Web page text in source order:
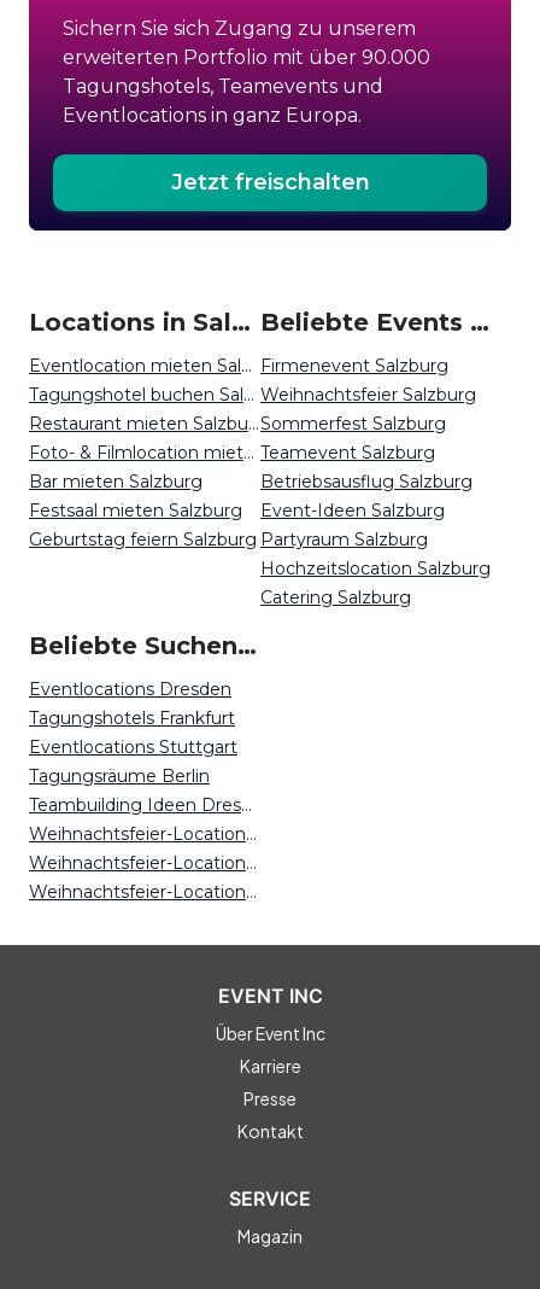
Sichern Sie sich Zugang zu unserem
erweiterten Portfolio mit über 90.000
Tagungshotels, Teamevents und
Eventlocations in ganz Europa.
Jetzt freischalten
Locations in Salzburg mieten
Eventlocation mieten Salzburg
Tagungshotel buchen Salzburg
Restaurant mieten Salzburg
Foto- & Filmlocation mieten Salzburg
Bar mieten Salzburg
Festsaal mieten Salzburg
Geburtstag feiern Salzburg
Beliebte Events in Salzburg
Firmenevent Salzburg
Weihnachtsfeier Salzburg
Sommerfest Salzburg
Teamevent Salzburg
Betriebsausflug Salzburg
Event-Ideen Salzburg
Partyraum Salzburg
Hochzeitslocation Salzburg
Catering Salzburg
Beliebte Suchen auf Event Inc
Eventlocations Dresden
Tagungshotels Frankfurt
Eventlocations Stuttgart
Tagungsräume Berlin
Teambuilding Ideen Dresden
Weihnachtsfeier-Locations Berlin
Weihnachtsfeier-Locations Kiel
Weihnachtsfeier-Locations Mainz
EVENT INC
Über Event Inc
Karriere
Presse
Kontakt
SERVICE
Magazin